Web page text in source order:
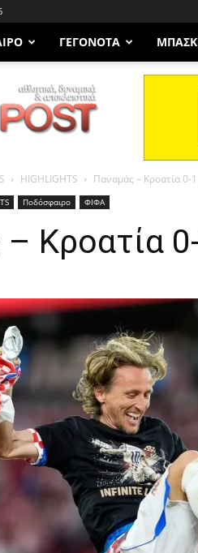
ΓΕΓΟΝΌΤΑ
HIGHLIGHTS Παναμάς – Κροατία 0-
Ποδόσφαιρο ΦΙΦΑ
Κροατία